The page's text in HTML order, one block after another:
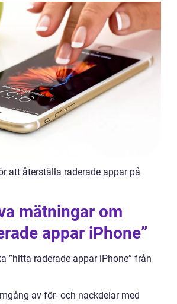
att återställa raderade appar på
mätningar om
appar iPhone”
”hitta raderade appar iPhone” från
av för- och nackdelar med